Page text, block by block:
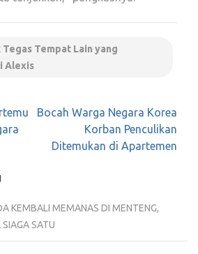
Tempat Lain yang
Alexis
Bocah Warga Negara Korea
Korban Penculikan
Ditemukan di Apartemen
KEMBALI MEMANAS DI MENTENG,
SATU